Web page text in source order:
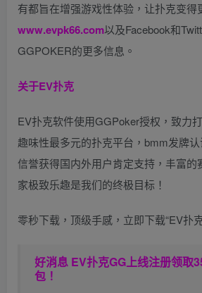
有都旨在增强游戏性体验，让扑克变得
www.evpk66.com以及Facebook和
GGPOKER的更多信息。
关于EV扑克
EV扑克软件使用GGPoker授权，致力
趣味性最多元的扑克平台，bmm发牌认
信誉获得国内外用户肯定支持，丰富的
家极致乐趣是我们的终极目标！
零秒下载，顶级手感，立即下载“EV扑
好消息 EV扑克GG上线注册领取
包！